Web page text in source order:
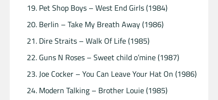
Pet Shop Boys – West End Girls (1984)
Berlin – Take My Breath Away (1986)
Dire Straits – Walk Of Life (1985)
Guns N Roses – Sweet child o’mine (1987)
Joe Cocker – You Can Leave Your Hat On (1986)
Modern Talking – Brother Louie (1985)